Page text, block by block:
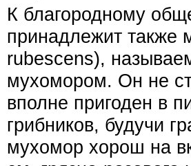
К благородному
принадлежит также
rubescens),
мухомором. Он не
вполне пригоден в
грибников, будучи
мухомор хорош на